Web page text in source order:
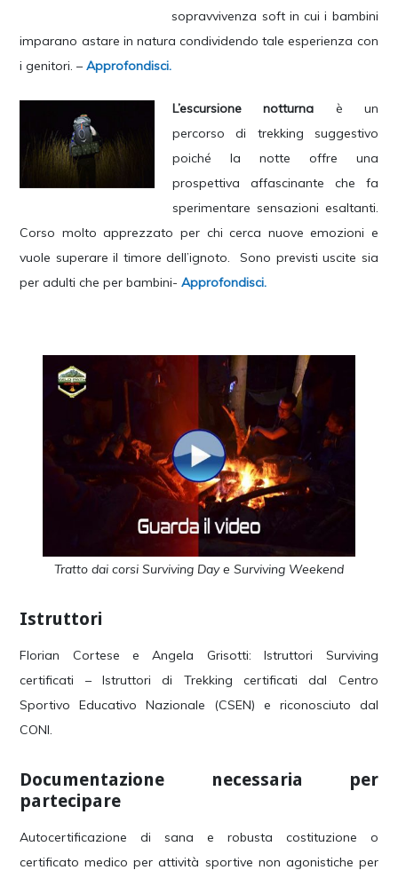
sopravvivenza soft in cui i bambini
imparano astare in natura condividendo tale esperienza con
i genitori. –Approfondisci.
L’escursione notturna è un
percorso di trekking suggestivo
poiché la notte offre una
prospettiva affascinante che fa
sperimentare sensazioni esaltanti.
Corso molto apprezzato per chi cerca nuove emozioni e
vuole superare il timore dell’ignoto. Sono previsti uscite sia
per adulti che per bambini-Approfondisci.
Tratto dai corsi Surviving Day e Surviving Weekend
Istruttori
Florian Cortese e Angela Grisotti: Istruttori Surviving
certificati – Istruttori di Trekking certificati dal Centro
Sportivo Educativo Nazionale (CSEN) e riconosciuto dal
CONI.
Documentazione necessaria per
partecipare
Autocertificazione di sana e robusta costituzione o
certificato medico per attività sportive non agonistiche per